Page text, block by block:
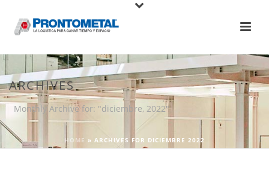
ARCHIVES
Monthly Archive for: "diciembre, 2022"
HOME » ARCHIVES FOR DICIEMBRE 2022